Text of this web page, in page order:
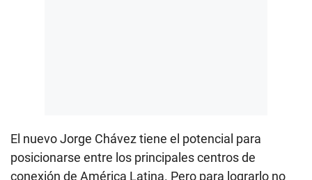
El nuevo Jorge Chávez tiene el potencial para
posicionarse entre los principales centros de
conexión de América Latina. Pero para lograrlo no